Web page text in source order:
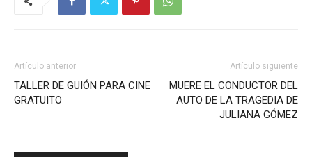
Artículo anterior
TALLER DE GUIÓN PARA CINE
GRATUITO
Artículo siguiente
MUERE EL CONDUCTOR DEL
AUTO DE LA TRAGEDIA DE
JULIANA GÓMEZ